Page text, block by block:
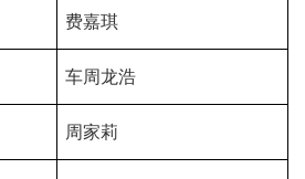
费嘉琪
车周龙浩
周家莉